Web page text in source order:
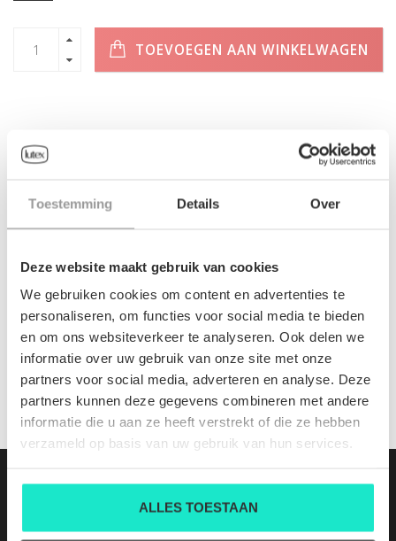
Toestemming Details Over
Deze website maakt gebruik van cookies
We gebruiken cookies om content en advertenties te
personaliseren, om functies voor social media te bieden
en om ons websiteverkeer te analyseren. Ook delen we
informatie over uw gebruik van onze site met onze
partners voor social media, adverteren en analyse. Deze
partners kunnen deze gegevens combineren met andere
informatie die u aan ze heeft verstrekt of die ze hebben
verzameld op basis van uw gebruik van hun services.
ALLES TOESTAAN
TOEVOEGEN AAN WINKELWAGEN
Geen informatie gevonden
509820 ROYCE CL 963 flint stone
Nog niet gewaardeerd
0 sterren op basis van 0 beoordelingen
JE BEOORDELING TOEVOEGEN